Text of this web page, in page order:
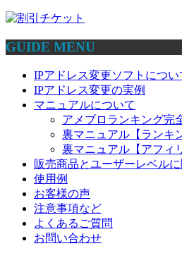
GUIDE MENU
IPアドレス変更ソフトについ
IPアドレス変更の実例
マニュアルについて
アメブロランキング完
裏マニュアル【ランキ
裏マニュアル【アフィ
販売商品とユーザーレベル
使用例
お客様の声
注意事項など
よくあるご質問
お問い合わせ